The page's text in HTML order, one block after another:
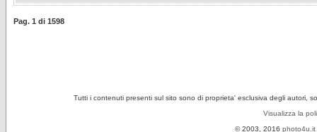
Pag. 1 di 1598
Tutti i contenuti presenti sul sito sono di proprieta' esclusiva degli autori,
Visualizza la
© 2003, 2016 photo4u.it